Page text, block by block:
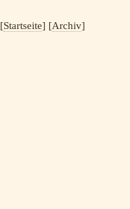
[Startseite] [Archiv]